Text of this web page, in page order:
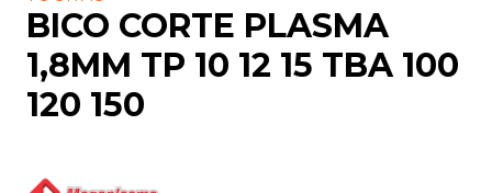
BICO CORTE PLASMA
1,8MM TP 10 12 15 TBA 100
120 150